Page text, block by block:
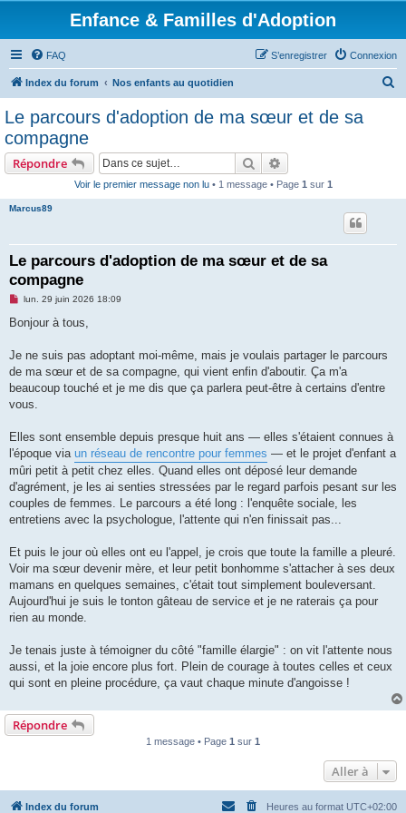
Enfance & Familles d'Adoption
FAQ Connexion
S’enregistrer
Index du forum Nos enfants au quotidien
Le parcours d'adoption de ma sœur et de sa
compagne
Répondre Rechercher
Voir le premier message non lu• 1 message • Page 1 sur 1
Marcus89
Le parcours d'adoption de ma sœur et de sa
compagne
M
s
g
n
o
l
lun. 29 juin 2026 18:09
Bonjour à tous,
Je ne suis pas adoptant moi-même, mais je voulais partager le parcours
de ma sœur et de sa compagne, qui vient enfin d'aboutir. Ça m'a
beaucoup touché et je me dis que ça parlera peut-être à certains d'entre
vous.
Elles sont ensemble depuis presque huit ans — elles s'étaient connues à
l'époque via un réseau de rencontre pour femmes — et le projet d'enfant a
mûri petit à petit chez elles. Quand elles ont déposé leur demande
d'agrément, je les ai senties stressées par le regard parfois pesant sur les
couples de femmes. Le parcours a été long : l'enquête sociale, les
entretiens avec la psychologue, l'attente qui n'en finissait pas...
Et puis le jour où elles ont eu l'appel, je crois que toute la famille a pleuré.
Voir ma sœur devenir mère, et leur petit bonhomme s'attacher à ses deux
mamans en quelques semaines, c'était tout simplement bouleversant.
Aujourd'hui je suis le tonton gâteau de service et je ne raterais ça pour
rien au monde.
Je tenais juste à témoigner du côté "famille élargie" : on vit l'attente nous
aussi, et la joie encore plus fort. Plein de courage à toutes celles et ceux
qui sont en pleine procédure, ça vaut chaque minute d'angoisse !
Répondre
1 message • Page 1 sur 1
Aller à
Index du forum Heures au format UTC+02:00